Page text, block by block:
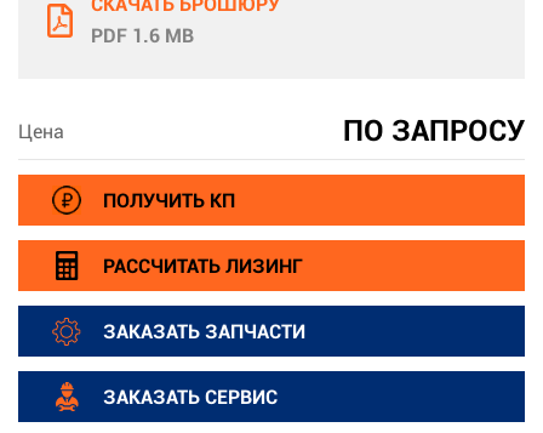
PDF 1.6 MB
Цена ПО ЗАПРОСУ
ПОЛУЧИТЬ КП
РАССЧИТАТЬ ЛИЗИНГ
ЗАКАЗАТЬ ЗАПЧАСТИ
ЗАКАЗАТЬ СЕРВИС